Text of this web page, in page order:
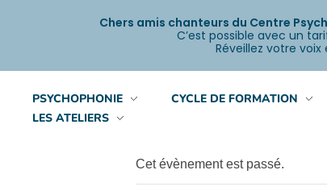
PSYCHOPHONIE
CYCLE DE FORMATION
LES ATELIERS
Cet évènement est passé.
Chers amis chanteurs du Centre
C’est possible avec un
Réveillez votre